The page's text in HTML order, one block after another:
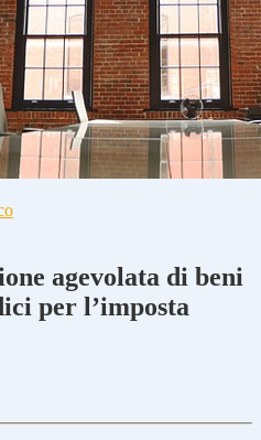
agevolata di beni
per l’imposta